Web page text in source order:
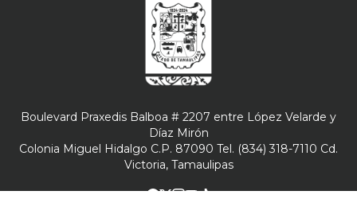
Boulevard Praxedis Balboa # 2207 entre López Velarde y
Díaz Mirón
Colonia Miguel Hidalgo C.P. 87090 Tel. (834) 318-7110 Cd.
Victoria, Tamaulipas